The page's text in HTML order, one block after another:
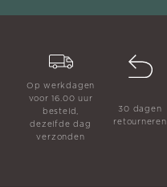
Op werkdagen
voor 16.00 uur
besteld,
dezelfde dag
verzonden
30 dagen
retourneren